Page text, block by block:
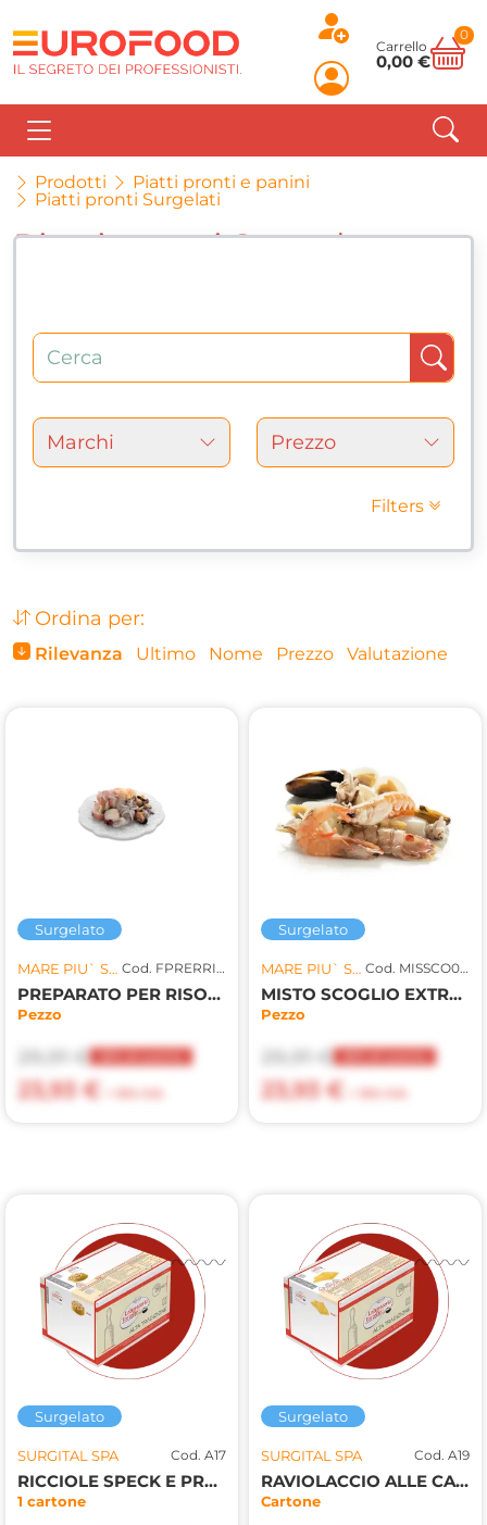
0
Carrello
0,00 €
Prodotti
Piatti pronti e panini
Piatti pronti Surgelati
Marchi Prezzo
Filters
Piatti pronti Surgelati
Ordina per:
Rilevanza Ultimo Nome Prezzo Valutazione
Surgelato
MARE PIU` SRL Cod. FPRERRIS001
PREPARATO PER RISOTTO 800gr
Pezzo
29,91 €
23,93 €
Surgelato
MARE PIU` SRL Cod. MISSCO010
MISTO SCOGLIO EXTRA 800gr
Pezzo
29,91 €
23,93 €
Surgelato
SURGITAL SPA Cod. A17
RICCIOLE SPECK E PROVOLA 3kg(SUR)
1 cartone
Surgelato
SURGITAL SPA Cod. A19
RAVIOLACCIO ALLE CARNI BRASATE 3kg
Cartone